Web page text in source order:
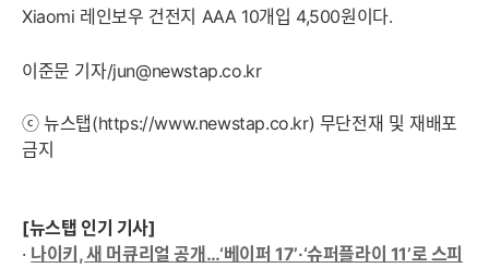
Xiaomi 레인보우 건전지 AAA 10개입 4,500원이다.
이준문 기자/jun@newstap.co.kr
ⓒ 뉴스탭(https://www.newstap.co.kr) 무단전재 및 재배포
금지
[뉴스탭 인기 기사]
· 나이키, 새 머큐리얼 공개…‘베이퍼 17’·‘슈퍼플라이 11’로 스피